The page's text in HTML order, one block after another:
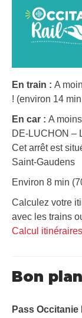
En train : A
! (environ 14
En car : A
DE-LUCHON –
Cet arrêt est
Saint-Gaudens
Environ 8 min
Calculez votre
avec les trains
Calcul
Bon plan
Pass Occitanie